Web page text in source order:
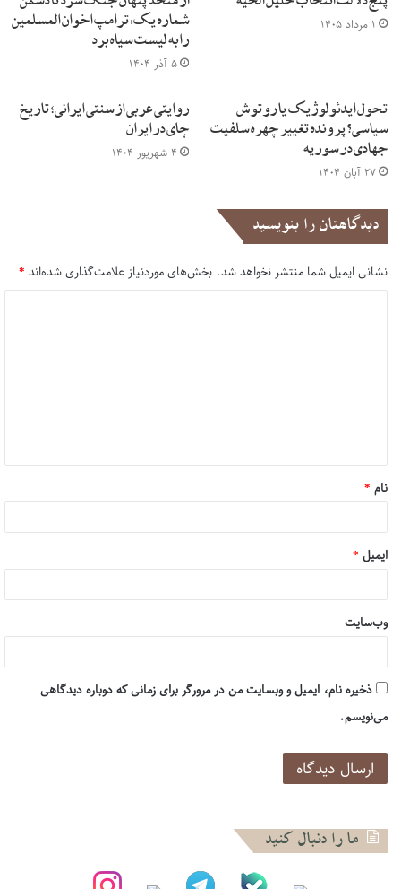
آنها بخش مهمی از تجهیزات نظامی دولتی را به پنجشیر برده اند و
دارند از آنها استفاده می کنند. توقع آنها خیلی بیش از اندازه ای
هست که دارند. من نگاه خوبی به آنها ندارم… سوال و جواب ها
توان راستی آزمایی کامل سخنان او را نداشتم ولی از باب گفت و
شنود مفید دانستم.
۱ مرداد ۱۴۰۵
شماره یک: ترامپ اخوان المسلمین
را به لیست سیاه برد
۵ آذر ۱۴۰۴
تحول ایدئولوژیک یا روتوش
سیاسی؟ پرونده تغییر چهره سلفیت
جهادی در سوریه
۲۷ آبان ۱۴۰۴
روایتی عربی از سنتی ایرانی؛ تاریخ
چای در ایران
۴ شهریور ۱۴۰۴
دیدگاهتان را بنویسید
نشانی ایمیل شما منتشر نخواهد شد. بخش‌های موردنیاز علامت‌گذاری شده‌اند *
*
نام *
ایمیل *
وب‌سایت
ذخیره نام، ایمیل و وبسایت من در مرورگر برای زمانی که دوباره دیدگاهی
می‌نویسم.
ما را دنبال کنید